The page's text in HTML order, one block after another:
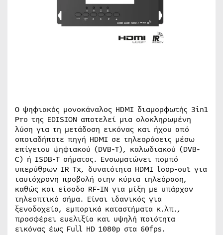
Ο ψηφιακός μονοκάναλος HDMI διαμορφωτής 3in1
Pro της EDISION αποτελεί μια ολοκληρωμένη
λύση για τη μετάδοση εικόνας και ήχου από
οποιαδήποτε πηγή HDMI σε τηλεοράσεις μέσω
επίγειου ψηφιακού (DVB-T), καλωδιακού (DVB-
C) ή ISDB-T σήματος. Ενσωματώνει πομπό
υπερύθρων IR Tx, δυνατότητα HDMI loop-out για
ταυτόχρονη προβολή στην κύρια τηλεόραση,
καθώς και είσοδο RF-IN για μίξη με υπάρχον
τηλεοπτικό σήμα. Είναι ιδανικός για
ξενοδοχεία, εμπορικά καταστήματα κ.λπ.,
προσφέρει ευελιξία και υψηλή ποιότητα
εικόνας έως Full HD 1080p στα 60fps.